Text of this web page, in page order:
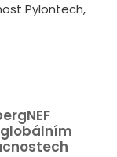
Pylontech,